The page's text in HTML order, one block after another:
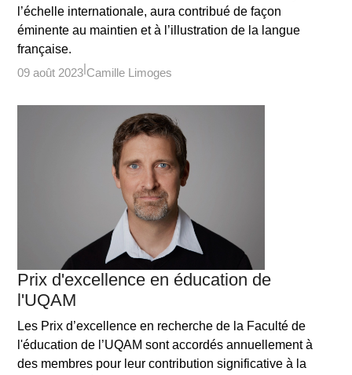
l’échelle internationale, aura contribué de façon
éminente au maintien et à l’illustration de la langue
française.
09 août 2023 Camille Limoges
Prix d'excellence en éducation de
l'UQAM
Les Prix d’excellence en recherche de la Faculté de
l'éducation de l’UQAM sont accordés annuellement à
des membres pour leur contribution significative à la